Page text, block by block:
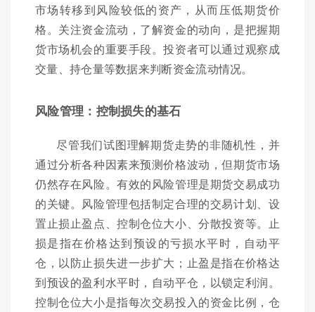
市场转移到风险较低的资产，从而压低期货价
格。关注资金流动，了解资金的动向，是把握期
货市场机会的重要手段。投资者可以通过观察成
交量、持仓量等数据来判断资金流动情况。
风险管理：控制损失的基石
尽管我们试图理解期货走势的非随机性，并
通过分析各种因素来预测价格波动，但期货市场
仍然存在风险。有效的风险管理是期货交易成功
的关键。风险管理包括制定合理的交易计划、设
置止损止盈点、控制仓位大小、分散投资等。止
损是指在价格达到预设的亏损水平时，自动平
仓，以防止损失进一步扩大；止盈是指在价格达
到预设的盈利水平时，自动平仓，以锁定利润。
控制仓位大小是指每次交易投入的资金比例，仓